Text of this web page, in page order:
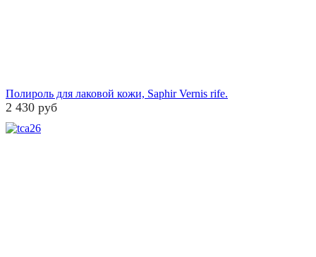
Полироль для лаковой кожи, Saphir Vernis rife.
2 430 руб